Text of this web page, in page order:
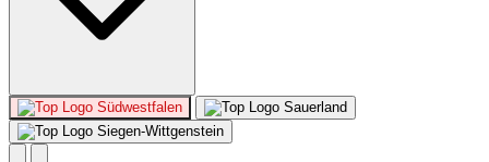
Südwestfalen
Sauerland
Siegen-Wittgenstein